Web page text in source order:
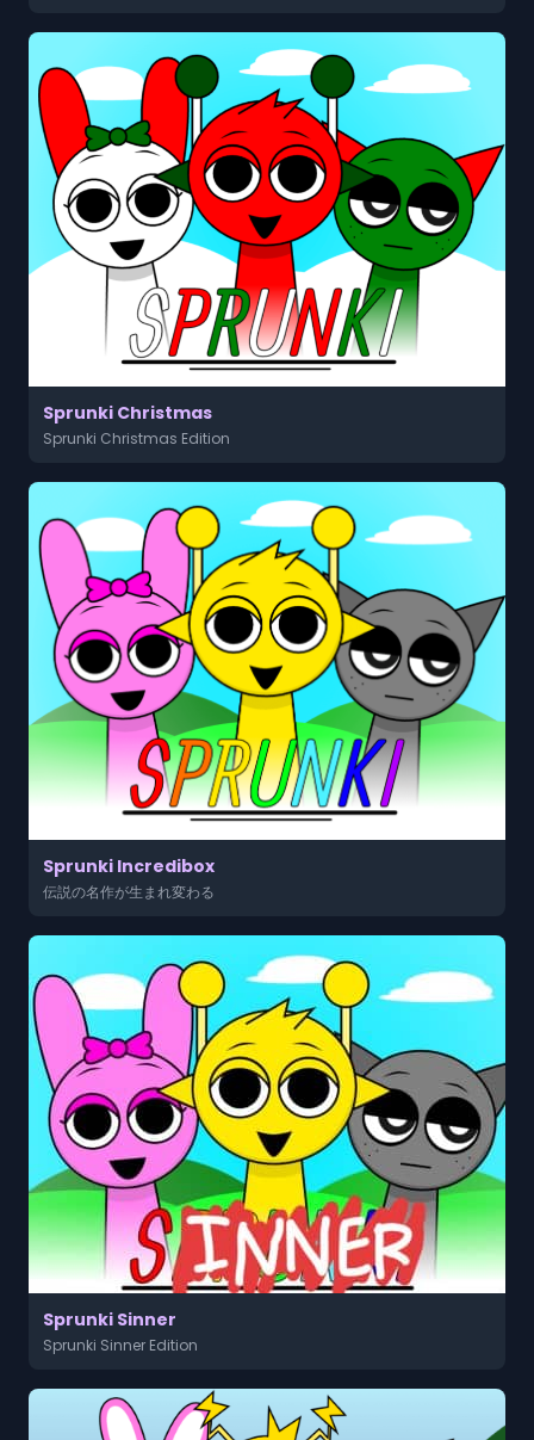
Sprunki Christmas
Sprunki Christmas Edition
Sprunki Incredibox
伝説の名作が生まれ変わる
Sprunki Sinner
Sprunki Sinner Edition